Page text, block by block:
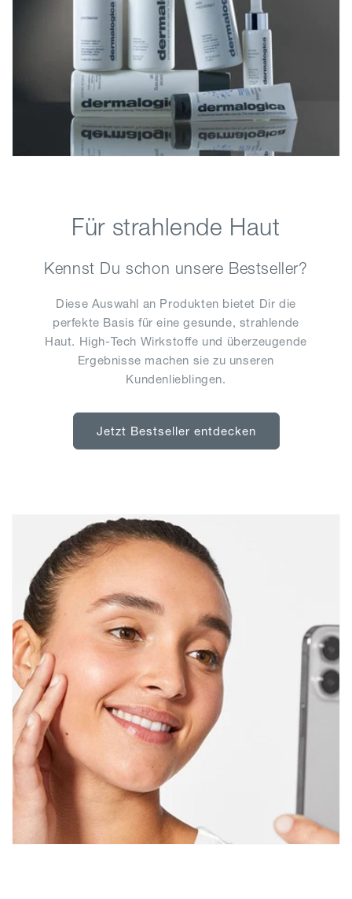
Für strahlende Haut
Kennst Du schon unsere Bestseller?
Diese Auswahl an Produkten bietet Dir die
perfekte Basis für eine gesunde, strahlende
Haut. High-Tech Wirkstoffe und überzeugende
Ergebnisse machen sie zu unseren
Kundenlieblingen.
Jetzt Bestseller entdecken